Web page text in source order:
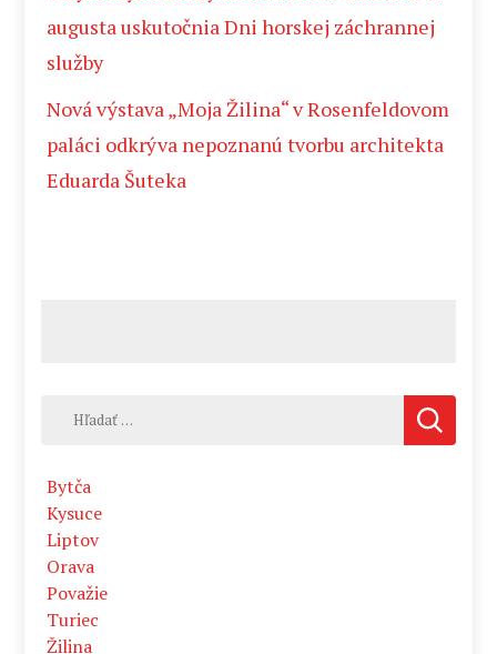
augusta uskutočnia Dni horskej záchrannej
služby
Nová výstava „Moja Žilina“ v Rosenfeldovom
paláci odkrýva nepoznanú tvorbu architekta
Eduarda Šuteka
Hľadať:
Bytča
Kysuce
Liptov
Orava
Považie
Turiec
Žilina